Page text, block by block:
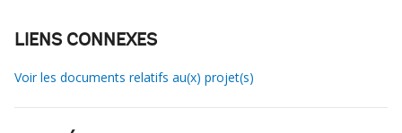
LIENS CONNEXES
Voir les documents relatifs au(x) projet(s)